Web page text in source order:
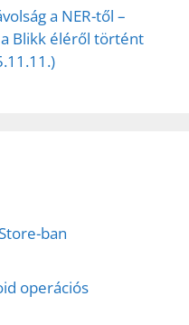
a NER-től –
Blikk éléről történt
ban
operációs